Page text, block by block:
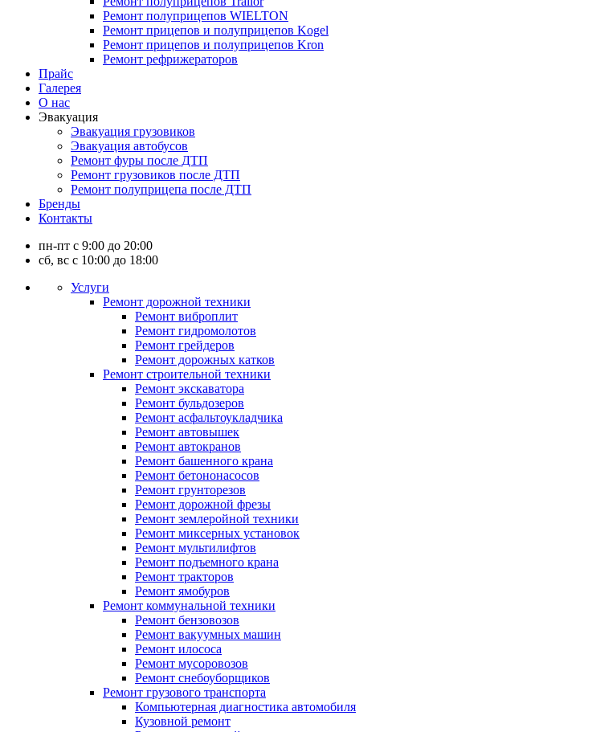
Ремонт полуприцепов WIELTON
Ремонт прицепов и полуприцепов Kogel
Ремонт прицепов и полуприцепов Kron
Ремонт рефрижераторов
Прайс
Галерея
О нас
Эвакуация
Эвакуация грузовиков
Эвакуация автобусов
Ремонт фуры после ДТП
Ремонт грузовиков после ДТП
Ремонт полуприцепа после ДТП
Бренды
Контакты
пн-пт с 9:00 до 20:00
сб, вс с 10:00 до 18:00
Услуги
Ремонт дорожной техники
Ремонт виброплит
Ремонт гидромолотов
Ремонт грейдеров
Ремонт дорожных катков
Ремонт строительной техники
Ремонт экскаватора
Ремонт бульдозеров
Ремонт асфальтоукладчика
Ремонт автовышек
Ремонт автокранов
Ремонт башенного крана
Ремонт бетононасосов
Ремонт грунторезов
Ремонт дорожной фрезы
Ремонт землеройной техники
Ремонт миксерных установок
Ремонт мультилифтов
Ремонт подъемного крана
Ремонт тракторов
Ремонт ямобуров
Ремонт коммунальной техники
Ремонт бензовозов
Ремонт вакуумных машин
Ремонт илососа
Ремонт мусоровозов
Ремонт снебоуборщиков
Ремонт грузового транспорта
Компьютерная диагностика автомобиля
Кузовной ремонт